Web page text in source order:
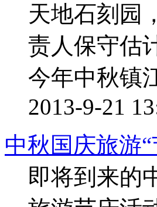
天地石刻园
责人保守估
今年中秋镇
2013-9-21
中秋国庆旅游
即将到来的